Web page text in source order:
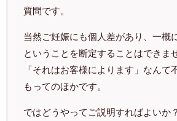
質問です。
当然ご妊娠にも個人差があり、一概
ということを断定することはできま
「それはお客様によります」なんて
もってのほかです。
ではどうやってご説明すればよいか？